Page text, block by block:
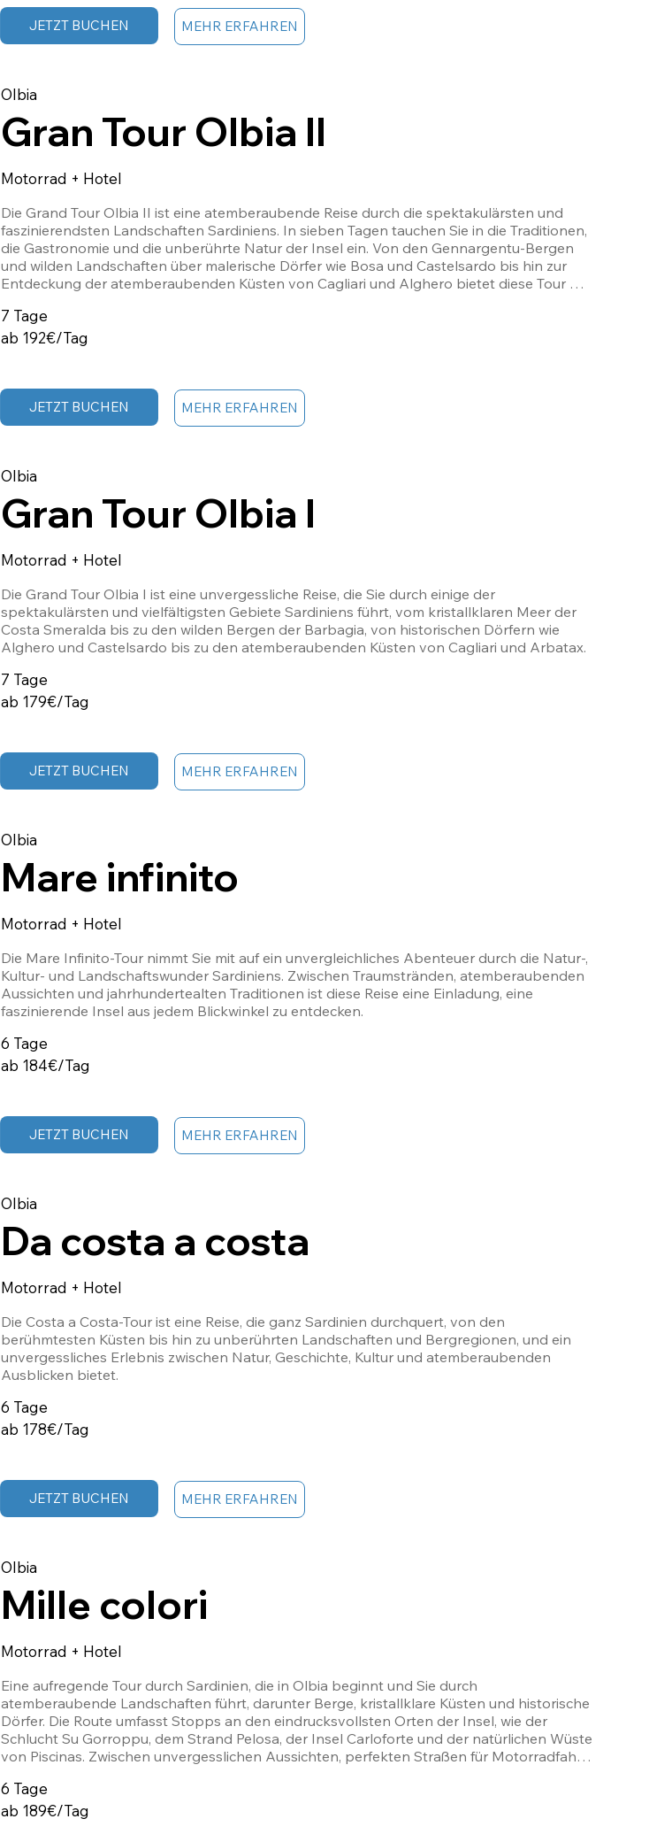
JETZT BUCHEN MEHR ERFAHREN
Olbia
Gran Tour Olbia II
Motorrad + Hotel
Die Grand Tour Olbia II ist eine atemberaubende Reise durch die spektakulärsten und
faszinierendsten Landschaften Sardiniens. In sieben Tagen tauchen Sie in die Traditionen,
die Gastronomie und die unberührte Natur der Insel ein. Von den Gennargentu-Bergen
und wilden Landschaften über malerische Dörfer wie Bosa und Castelsardo bis hin zur
Entdeckung der atemberaubenden Küsten von Cagliari und Alghero bietet diese Tour
Orte wie die Strände der Costa Rei, den Nuraghenpalast von Barumini, die Wüste von
Piscinas und den herrlichen Strand von La Pelosa und haben die Möglichkeit, typische
7 Tage
ab 192€/Tag
JETZT BUCHEN MEHR ERFAHREN
Olbia
Gran Tour Olbia I
Motorrad + Hotel
Die Grand Tour Olbia I ist eine unvergessliche Reise, die Sie durch einige der
spektakulärsten und vielfältigsten Gebiete Sardiniens führt, vom kristallklaren Meer der
Costa Smeralda bis zu den wilden Bergen der Barbagia, von historischen Dörfern wie
Alghero und Castelsardo bis zu den atemberaubenden Küsten von Cagliari und Arbatax.
7 Tage
ab 179€/Tag
JETZT BUCHEN MEHR ERFAHREN
Olbia
Mare infinito
Motorrad + Hotel
Die Mare Infinito-Tour nimmt Sie mit auf ein unvergleichliches Abenteuer durch die Natur-,
Kultur- und Landschaftswunder Sardiniens. Zwischen Traumstränden, atemberaubenden
Aussichten und jahrhundertealten Traditionen ist diese Reise eine Einladung, eine
faszinierende Insel aus jedem Blickwinkel zu entdecken.
6 Tage
ab 184€/Tag
JETZT BUCHEN MEHR ERFAHREN
Olbia
Da costa a costa
Motorrad + Hotel
Die Costa a Costa-Tour ist eine Reise, die ganz Sardinien durchquert, von den
berühmtesten Küsten bis hin zu unberührten Landschaften und Bergregionen, und ein
unvergessliches Erlebnis zwischen Natur, Geschichte, Kultur und atemberaubenden
Ausblicken bietet.
6 Tage
ab 178€/Tag
JETZT BUCHEN MEHR ERFAHREN
Olbia
Mille colori
Motorrad + Hotel
Eine aufregende Tour durch Sardinien, die in Olbia beginnt und Sie durch
atemberaubende Landschaften führt, darunter Berge, kristallklare Küsten und historische
Dörfer. Die Route umfasst Stopps an den eindrucksvollsten Orten der Insel, wie der
Schlucht Su Gorroppu, dem Strand Pelosa, der Insel Carloforte und der natürlichen Wüste
von Piscinas. Zwischen unvergesslichen Aussichten, perfekten Straßen für Motorradfahrer
kristallklare Meer seiner Küste.
6 Tage
ab 189€/Tag